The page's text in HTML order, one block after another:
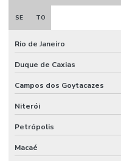
SE TO
Rio de Janeiro
Duque de Caxias
Campos dos Goytacazes
Niterói
Petrópolis
Macaé